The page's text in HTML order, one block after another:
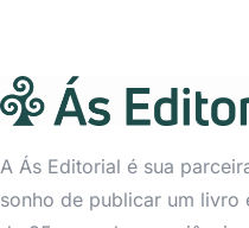
A Ás Editorial é sua
sonho de publicar um livro